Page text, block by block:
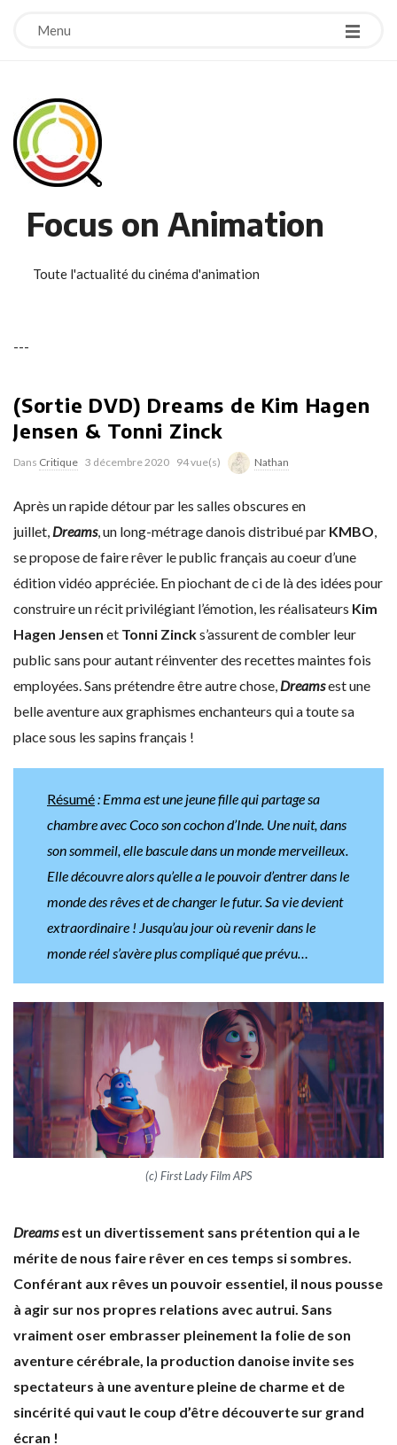
Menu
Focus on Animation
Toute l'actualité du cinéma d'animation
---
(Sortie DVD) Dreams de Kim Hagen
Jensen & Tonni Zinck
Dans Critique 3 décembre 2020 94 vue(s) Nathan
Après un rapide détour par les salles obscures en
juillet, Dreams, un long-métrage danois distribué par KMBO,
se propose de faire rêver le public français au coeur d’une
édition vidéo appréciée. En piochant de ci de là des idées pour
construire un récit privilégiant l’émotion, les réalisateurs Kim
Hagen Jensen et Tonni Zincks’assurent de combler leur
public sans pour autant réinventer des recettes maintes fois
employées. Sans prétendre être autre chose, Dreamsest une
belle aventure aux graphismes enchanteurs qui a toute sa
place sous les sapins français !
Résumé: Emma est une jeune fille qui partage sa
chambre avec Coco son cochon d’Inde. Une nuit, dans
son sommeil, elle bascule dans un monde merveilleux.
Elle découvre alors qu’elle a le pouvoir d’entrer dans le
monde des rêves et de changer le futur. Sa vie devient
extraordinaire ! Jusqu’au jour où revenir dans le
monde réel s’avère plus compliqué que prévu…
(c) First Lady Film APS
Dreamsest un divertissement sans prétention qui a le
mérite de nous faire rêver en ces temps si sombres.
Conférant aux rêves un pouvoir essentiel, il nous pousse
à agir sur nos propres relations avec autrui. Sans
vraiment oser embrasser pleinement la folie de son
aventure cérébrale, la production danoise invite ses
spectateurs à une aventure pleine de charme et de
sincérité qui vaut le coup d’être découverte sur grand
écran !